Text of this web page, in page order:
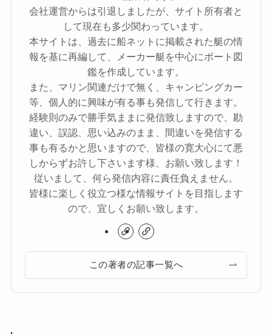
会社運営からは引退しましたが、サイト所有者と
して現在も多少関わっています。
本サイトは、過去に船ネットに掲載された艇の情
報を基に再編して、メーカー艇を中心にボート図
鑑を作成しています。
また、マリン関連だけで無く、キャンピングカー
等、個人的に興味が有る事も発信して行きます。
経験則のみで勝手気ままに発信致しますので、勘
違い、誤認、思い込みのまま、間違いを発信する
事も有るかと思いますので、皆様の寛大心にて悪
しからずお許し下さいます様、お願い致します！
従いまして、何ら発信内容に責任負えません。
皆様に楽しく役立つ様な情報サイトを目指します
ので、宜しくお願い致します。
この著者の記事一覧へ